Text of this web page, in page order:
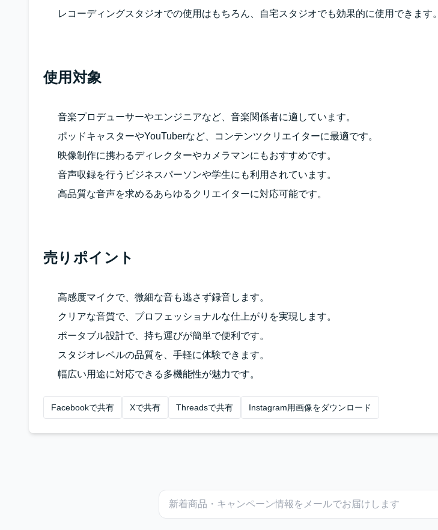
レコーディングスタジオでの使用はもちろん、自宅スタジオでも効果的に使用できます。
使用対象
音楽プロデューサーやエンジニアなど、音楽関係者に適しています。
ポッドキャスターやYouTuberなど、コンテンツクリエイターに最適です。
映像制作に携わるディレクターやカメラマンにもおすすめです。
音声収録を行うビジネスパーソンや学生にも利用されています。
高品質な音声を求めるあらゆるクリエイターに対応可能です。
売りポイント
高感度マイクで、微細な音も逃さず録音します。
クリアな音質で、プロフェッショナルな仕上がりを実現します。
ポータブル設計で、持ち運びが簡単で便利です。
スタジオレベルの品質を、手軽に体験できます。
幅広い用途に対応できる多機能性が魅力です。
Facebookで共有 Xで共有 Threadsで共有 Instagram用画像をダウンロード